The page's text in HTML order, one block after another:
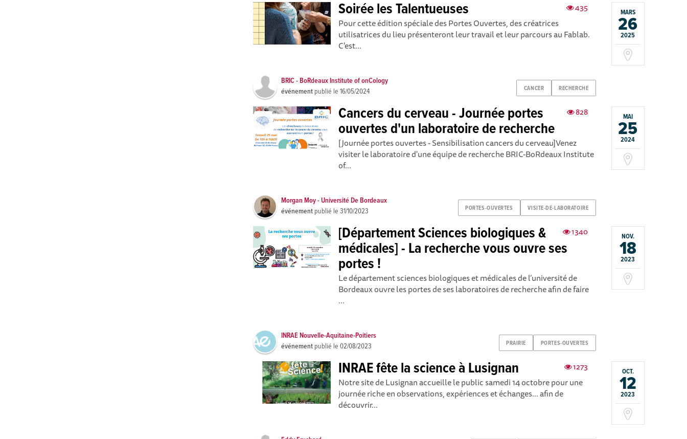
MARS
26
2025
435
Soirée les Talentueuses
Pour cette édition spéciale des Portes Ouvertes, des créatrices
utilisatrices du lieu présenteront leur travail et leur parcours au Fablab.
C'est...
CANCER RECHERCHE
BRIC - BoRdeaux Institute of onCology
événement publié le16/05/2024
MAI
25
2024
828
Cancers du cerveau - Journée portes
ouvertes d'un laboratoire de recherche
[Journée portes ouvertes - Sensibilisation cancers du cerveau]Venez
visiter le laboratoire d'une équipe de recherche BRIC-BoRdeaux Institute
of...
PORTES-OUVERTES VISITE-DE-LABORATOIRE
Morgan Moy - Université De Bordeaux
événement publié le31/10/2023
NOV.
18
2023
1340
[Département Sciences biologiques &
médicales] - La recherche vous ouvre ses
portes !
Le département sciences biologiques et médicales de l’université de
Bordeaux ouvre les portes de ses laboratoires de recherche afin de faire
...
PRAIRIE PORTES-OUVERTES
INRAE Nouvelle-Aquitaine-Poitiers
événement publié le02/08/2023
OCT.
12
2023
1273
INRAE fête la science à Lusignan
Notre site de Lusignan accueille le public samedi 14 octobre pour une
journée riche en observations, expériences et échanges... afin de
découvrir...